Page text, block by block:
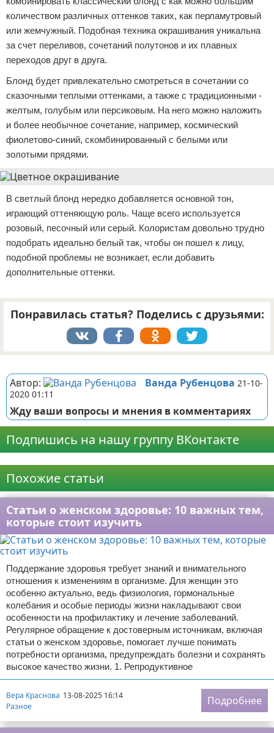
количеством различных оттенков таких, как перламутровый
или жемчужный. Подобная техника окрашивания уникальна
за счет переливов, сочетаний полутонов и их плавных
переходов друг в друга.
Блонд будет привлекательно смотреться в сочетании со
сказочными теплыми оттенками, а также с традиционными -
желтым, голубым или персиковым. На него можно наложить
и более необычное сочетание, например, космический
фиолетово-синий, скомбинированный с белыми или
золотыми прядями.
В светлый блонд нередко добавляется основной тон,
играющий оттеняющую роль. Чаще всего используется
розовый, песочный или серый. Колористам довольно трудно
подобрать идеально белый так, чтобы он пошел к лицу,
подобной проблемы не возникает, если добавить
дополнительные оттенки.
Понравилась статья? Поделись с друзьями:
Автор: Ванда Рубенцова 21-10-
2020 01:11
Жду ваши вопросы и мнения в комментариях
Подпишись на нашу группу ВКонтакте
Похожие статьи
Статьи о женском здоровье: 10 важных тем,
которые стоит изучить
Поддержание здоровья требует знаний и внимательного
отношения к изменениям в организме. Для женщин это
особенно актуально, ведь физиология, гормональные
колебания и особые периоды жизни накладывают свои
особенности на профилактику и лечение заболеваний.
Регулярное обращение к достоверным источникам, включая
статьи о женском здоровье, помогает лучше понимать
потребности организма, предупреждать болезни и сохранять
высокое качество жизни. 1. Репродуктивное
Вера Краснова 13-08-2025 16:14
Разное
Подробнее